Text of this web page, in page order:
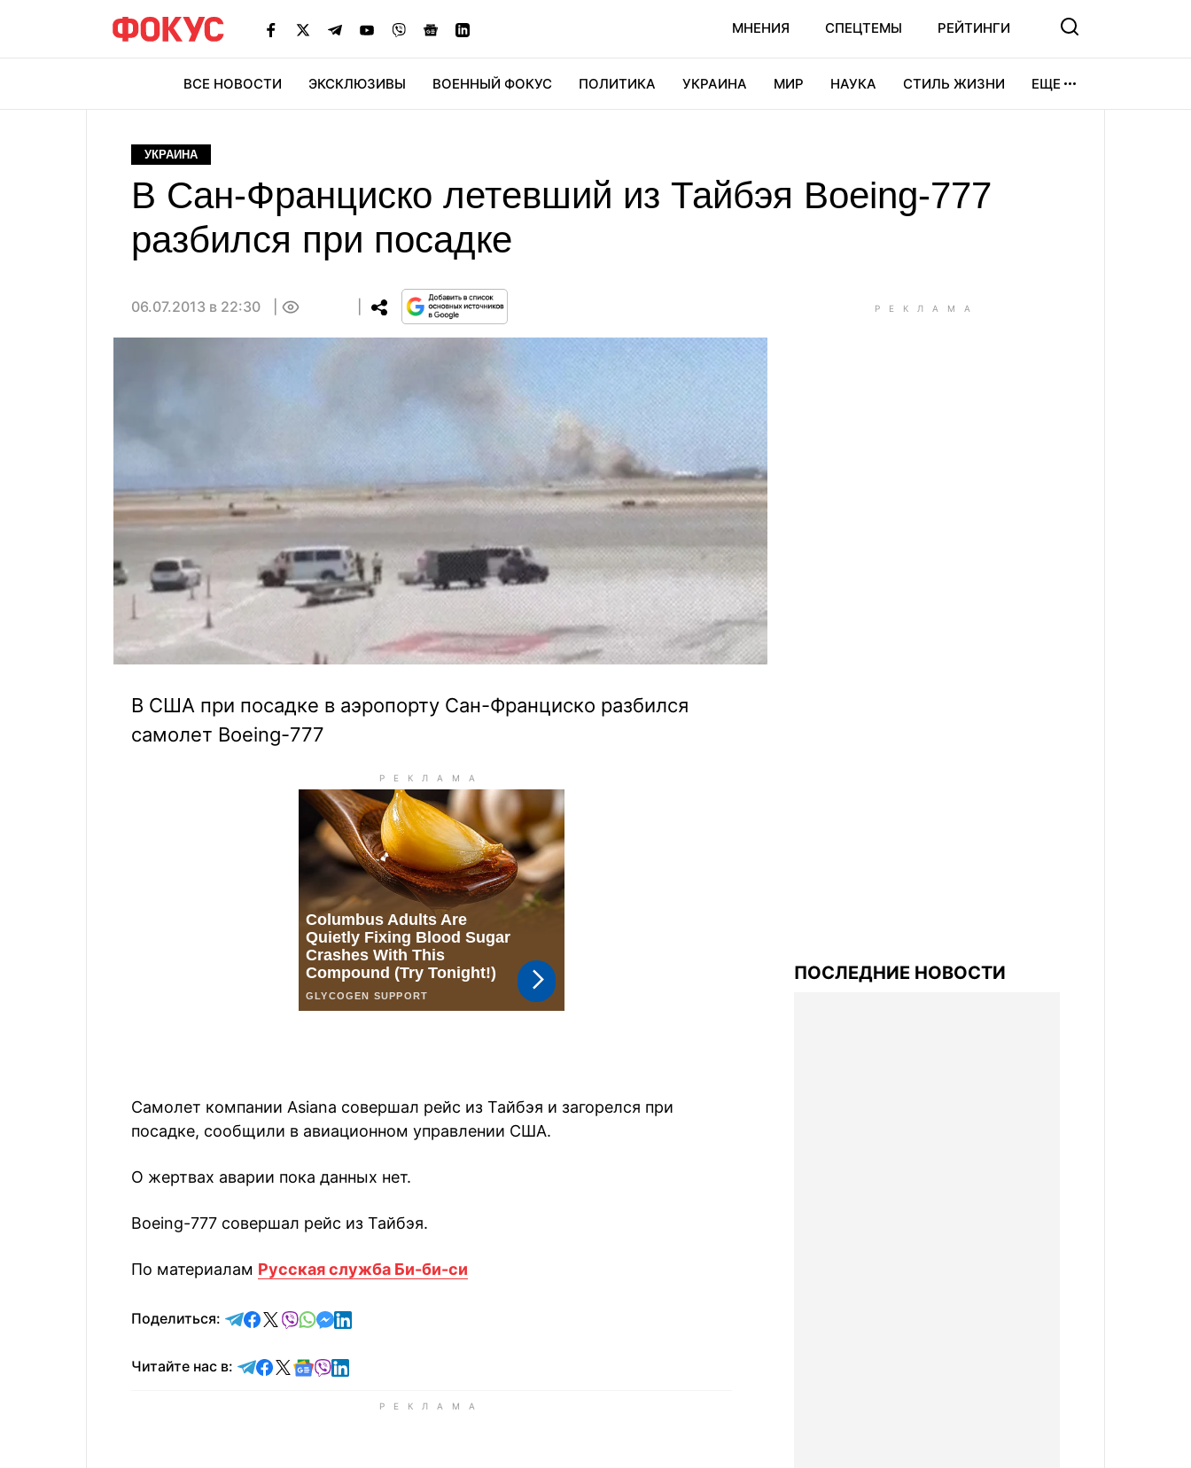
МНЕНИЯ СПЕЦТЕМЫ РЕЙТИНГИ
ВСЕ НОВОСТИ ЭКСКЛЮЗИВЫ ВОЕННЫЙ ФОКУС ПОЛИТИКА УКРАИНА МИР НАУКА СТИЛЬ ЖИЗНИ ЕЩЕ
УКРАИНА
В Сан-Франциско летевший из Тайбэя Boeing-777
разбился при посадке
06.07.2013 в 22:30
В США при посадке в аэропорту Сан-Франциско разбился
самолет Boeing-777
Самолет компании Asiana совершал рейс из Тайбэя и загорелся при
посадке, сообщили в авиационном управлении США.
О жертвах аварии пока данных нет.
Boeing-777 совершал рейс из Тайбэя.
По материалам Русская служба Би-би-си
Поделиться: отправить в Telegram
поделиться в Facebook
поделиться в X
отправить в Viber
отправить в Whatsapp
отправить в Messenger
отправить в LinkedIn
Читайте нас в: Читайте в Telegram
Читайте в Facebook
Читайте в X
Читайте в Google news
Читайте в Viber
Читайте в LinkedIn
ПОСЛЕДНИЕ НОВОСТИ